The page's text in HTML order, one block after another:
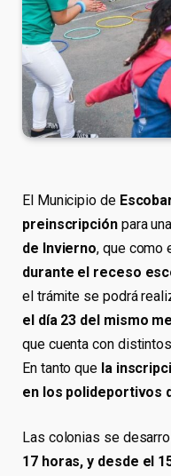
El Municipio de
preinscripciónpara
de Invierno, que como
durante el receso
el trámite se podrá
el día 23 del mismo
que cuenta con
En tanto que la
en los polideportivos
Las colonias se
17 horas, y desde el